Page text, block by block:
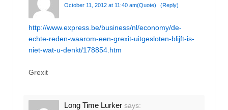
October 11, 2012 at 11:40 am(Quote) (Reply)
http://www.express.be/business/nl/economy/de-
echte-reden-waarom-een-grexit-uitgesloten-blijft-is-
niet-wat-u-denkt/178854.htm
Grexit
Long Time Lurker says: